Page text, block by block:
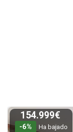
154.999€
-6%
Ha bajado